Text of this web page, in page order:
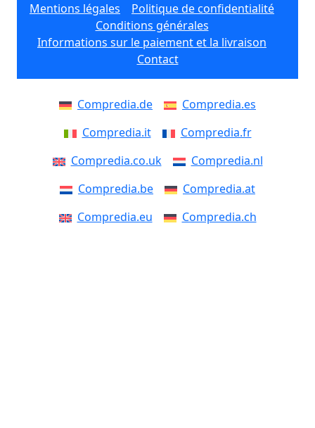
Mentions légales
Politique de confidentialité
Conditions générales
Informations sur le paiement et la livraison
Contact
Compredia.de
Compredia.es
Compredia.it
Compredia.fr
Compredia.co.uk
Compredia.nl
Compredia.be
Compredia.at
Compredia.eu
Compredia.ch